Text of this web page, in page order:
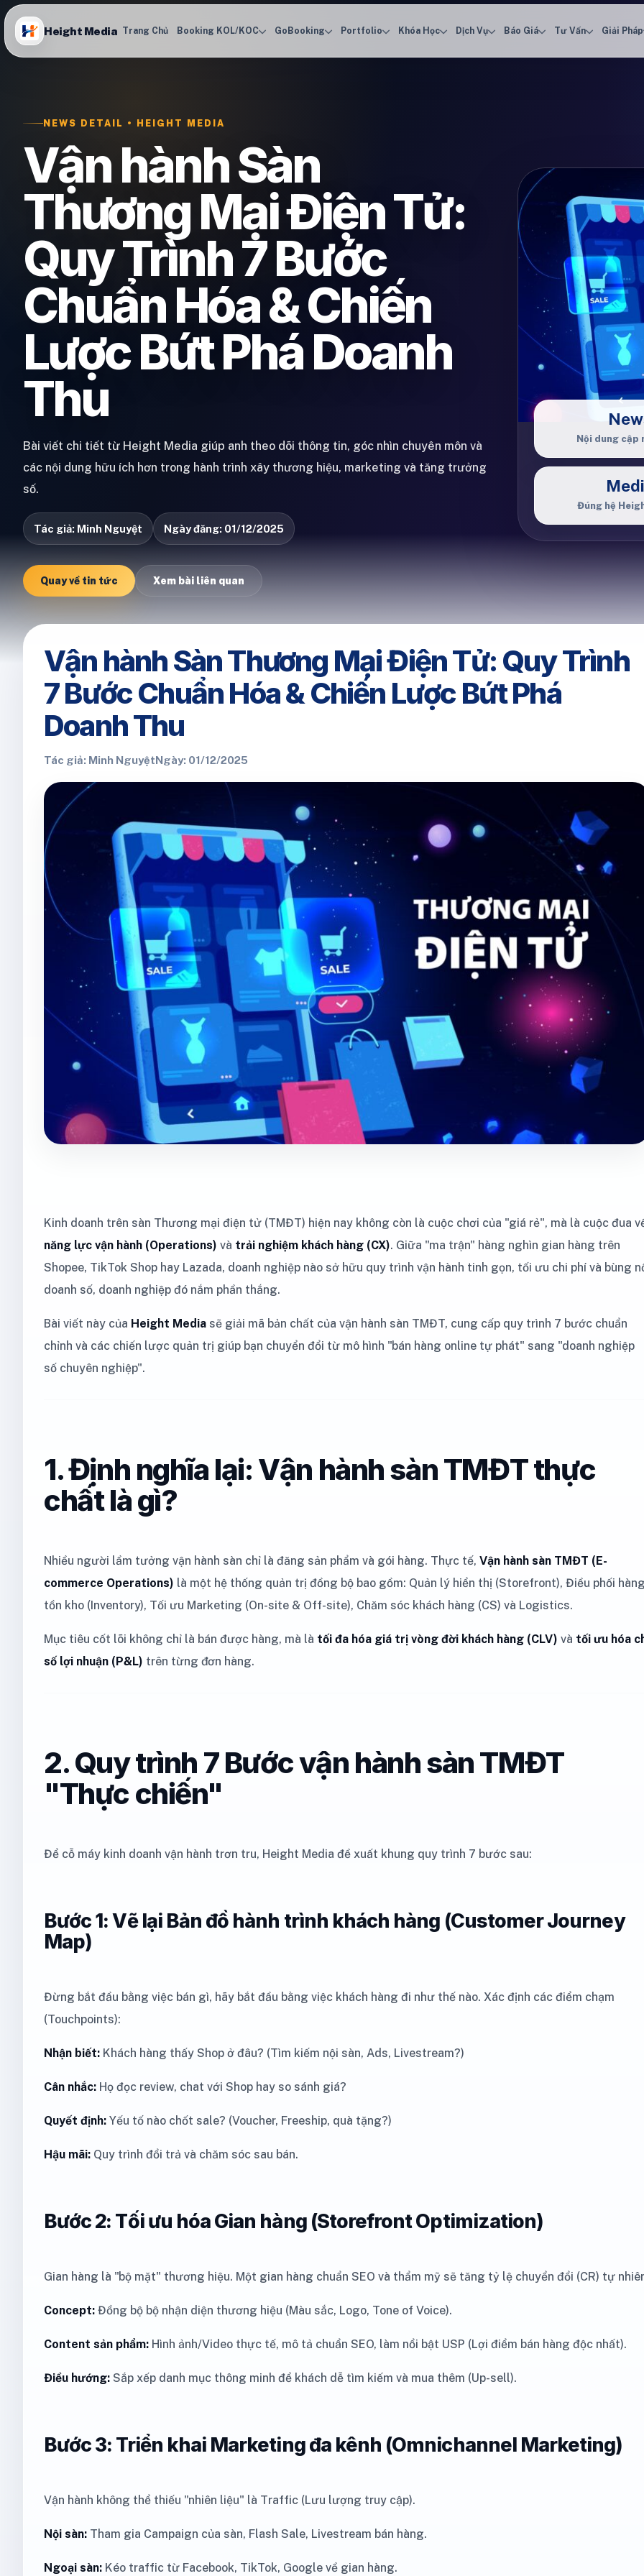
Height Media Trang Chủ Booking KOL/KOC GoBooking Portfolio Khóa Học Dịch Vụ Báo Giá Tư Vấn Giải Pháp
NEWS DETAIL • HEIGHT MEDIA
Vận hành Sàn
Thương Mại Điện Tử:
Quy Trình 7 Bước
Chuẩn Hóa & Chiến
Lược Bứt Phá Doanh
Thu
Bài viết chi tiết từ Height Media giúp anh theo dõi thông tin, góc nhìn chuyên môn và
các nội dung hữu ích hơn trong hành trình xây thương hiệu, marketing và tăng trưởng
số.
Tác giả: Minh Nguyệt Ngày đăng: 01/12/2025
Quay về tin tức Xem bài liên quan
Nội dung cập
Đúng hệ
Vận hành Sàn Thương Mại Điện Tử: Quy Trình
7 Bước Chuẩn Hóa & Chiến Lược Bứt Phá
Doanh Thu
Tác giả: Minh NguyệtNgày: 01/12/2025
Kinh doanh trên sàn Thương mại điện tử (TMĐT) hiện nay không còn là cuộc chơi của "giá rẻ", mà là cuộc đua
năng lực vận hành (Operations) và trải nghiệm khách hàng (CX). Giữa "ma trận" hàng nghìn gian hàng trên
Shopee, TikTok Shop hay Lazada, doanh nghiệp nào sở hữu quy trình vận hành tinh gọn, tối ưu chi phí và bùng
doanh số, doanh nghiệp đó nắm phần thắng.
Bài viết này của Height Media sẽ giải mã bản chất của vận hành sàn TMĐT, cung cấp quy trình 7 bước chuẩn
chỉnh và các chiến lược quản trị giúp bạn chuyển đổi từ mô hình "bán hàng online tự phát" sang "doanh nghiệp
số chuyên nghiệp".
1. Định nghĩa lại: Vận hành sàn TMĐT thực
chất là gì?
Nhiều người lầm tưởng vận hành sàn chỉ là đăng sản phẩm và gói hàng. Thực tế, Vận hành sàn TMĐT (E-
commerce Operations) là một hệ thống quản trị đồng bộ bao gồm: Quản lý hiển thị (Storefront), Điều phối
tồn kho (Inventory), Tối ưu Marketing (On-site & Off-site), Chăm sóc khách hàng (CS) và Logistics.
Mục tiêu cốt lõi không chỉ là bán được hàng, mà là tối đa hóa giá trị vòng đời khách hàng (CLV) và tối ưu hóa
số lợi nhuận (P&L) trên từng đơn hàng.
2. Quy trình 7 Bước vận hành sàn TMĐT
"Thực chiến"
Để cỗ máy kinh doanh vận hành trơn tru, Height Media đề xuất khung quy trình 7 bước sau:
Bước 1: Vẽ lại Bản đồ hành trình khách hàng (Customer Journey
Map)
Đừng bắt đầu bằng việc bán gì, hãy bắt đầu bằng việc khách hàng đi như thế nào. Xác định các điểm chạm
(Touchpoints):
Nhận biết: Khách hàng thấy Shop ở đâu? (Tìm kiếm nội sàn, Ads, Livestream?)
Cân nhắc: Họ đọc review, chat với Shop hay so sánh giá?
Quyết định: Yếu tố nào chốt sale? (Voucher, Freeship, quà tặng?)
Hậu mãi: Quy trình đổi trả và chăm sóc sau bán.
Bước 2: Tối ưu hóa Gian hàng (Storefront Optimization)
Gian hàng là "bộ mặt" thương hiệu. Một gian hàng chuẩn SEO và thẩm mỹ sẽ tăng tỷ lệ chuyển đổi (CR) tự
Concept: Đồng bộ bộ nhận diện thương hiệu (Màu sắc, Logo, Tone of Voice).
Content sản phẩm: Hình ảnh/Video thực tế, mô tả chuẩn SEO, làm nổi bật USP (Lợi điểm bán hàng độc nhất).
Điều hướng: Sắp xếp danh mục thông minh để khách dễ tìm kiếm và mua thêm (Up-sell).
Bước 3: Triển khai Marketing đa kênh (Omnichannel Marketing)
Vận hành không thể thiếu "nhiên liệu" là Traffic (Lưu lượng truy cập).
Nội sàn: Tham gia Campaign của sàn, Flash Sale, Livestream bán hàng.
Ngoại sàn: Kéo traffic từ Facebook, TikTok, Google về gian hàng.